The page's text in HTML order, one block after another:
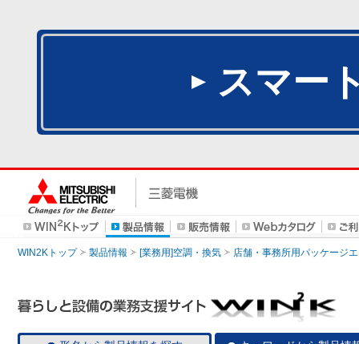
スマー
WIN2Kトップ 製品情報 [業務用]空調・換気 店舗・事務所用パッケージ